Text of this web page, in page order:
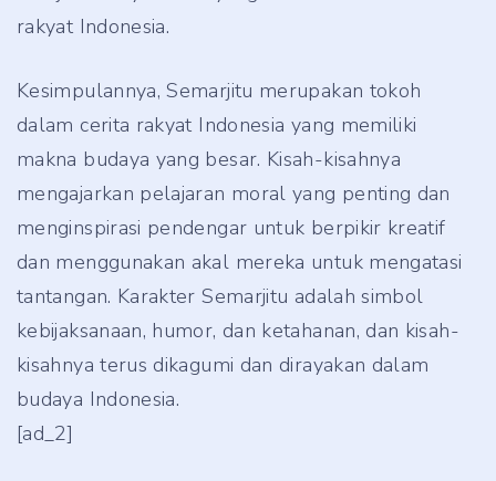
rakyat Indonesia.
Kesimpulannya, Semarjitu merupakan tokoh
dalam cerita rakyat Indonesia yang memiliki
makna budaya yang besar. Kisah-kisahnya
mengajarkan pelajaran moral yang penting dan
menginspirasi pendengar untuk berpikir kreatif
dan menggunakan akal mereka untuk mengatasi
tantangan. Karakter Semarjitu adalah simbol
kebijaksanaan, humor, dan ketahanan, dan kisah-
kisahnya terus dikagumi dan dirayakan dalam
budaya Indonesia.
[ad_2]